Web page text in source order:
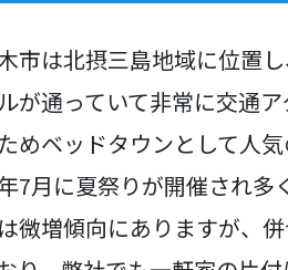
市は北摂三島地域に位置
が通っていて非常に交通
めベッドタウンとして人
7月に夏祭りが開催され多
微増傾向にありますが、